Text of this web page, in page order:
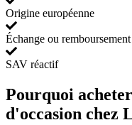
Origine européenne
Échange ou remboursement
SAV réactif
Pourquoi
d'occasion chez